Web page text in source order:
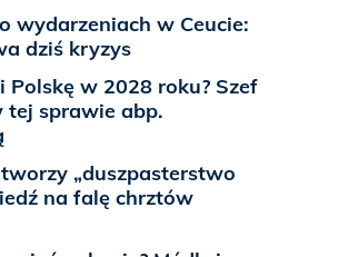
wydarzeniach w Ceucie:
dziś kryzys
Polskę w 2028 roku? Szef
tej sprawie abp.
„duszpasterstwo
na falę chrztów